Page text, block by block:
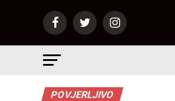
POVJERLJIVO